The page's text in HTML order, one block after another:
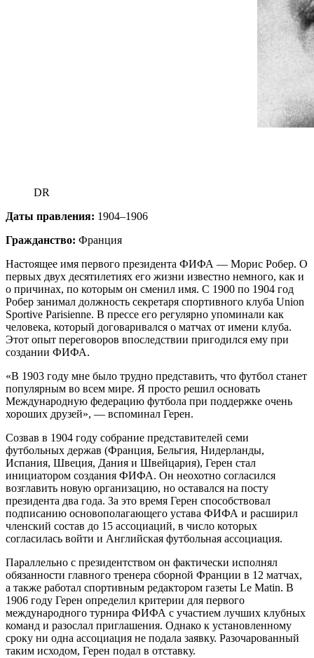
DR
Даты правления: 1904–1906
Гражданство: Франция
Настоящее имя первого президента ФИФА — Морис Робер. О
первых двух десятилетиях его жизни известно немного, как и
о причинах, по которым он сменил имя. С 1900 по 1904 год
Робер занимал должность секретаря спортивного клуба Union
Sportive Parisienne. В прессе его регулярно упоминали как
человека, который договаривался о матчах от имени клуба.
Этот опыт переговоров впоследствии пригодился ему при
создании ФИФА.
«В 1903 году мне было трудно представить, что футбол станет
популярным во всем мире. Я просто решил основать
Международную федерацию футбола при поддержке очень
хороших друзей», — вспоминал Герен.
Созвав в 1904 году собрание представителей семи
футбольных держав (Франция, Бельгия, Нидерланды,
Испания, Швеция, Дания и Швейцария), Герен стал
инициатором создания ФИФА. Он неохотно согласился
возглавить новую организацию, но оставался на посту
президента два года. За это время Герен способствовал
подписанию основополагающего устава ФИФА и расширил
членский состав до 15 ассоциаций, в число которых
согласилась войти и Английская футбольная ассоциация.
Параллельно с президентством он фактически исполнял
обязанности главного тренера сборной Франции в 12 матчах,
а также работал спортивным редактором газеты Le Matin. В
1906 году Герен определил критерии для первого
международного турнира ФИФА с участием лучших клубных
команд и разослал приглашения. Однако к установленному
сроку ни одна ассоциация не подала заявку. Разочарованный
таким исходом, Герен подал в отставку.